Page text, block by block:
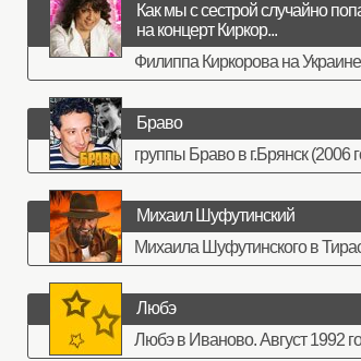
Как мы с сестрой случайно
на концерт Киркор...
Филиппа Киркорова на
Браво
группы Браво в г.Брянск (2006
Михаил Шуфутинский
Михаила Шуфутинского в
Любэ
Любэ в Иваново. Август 1992